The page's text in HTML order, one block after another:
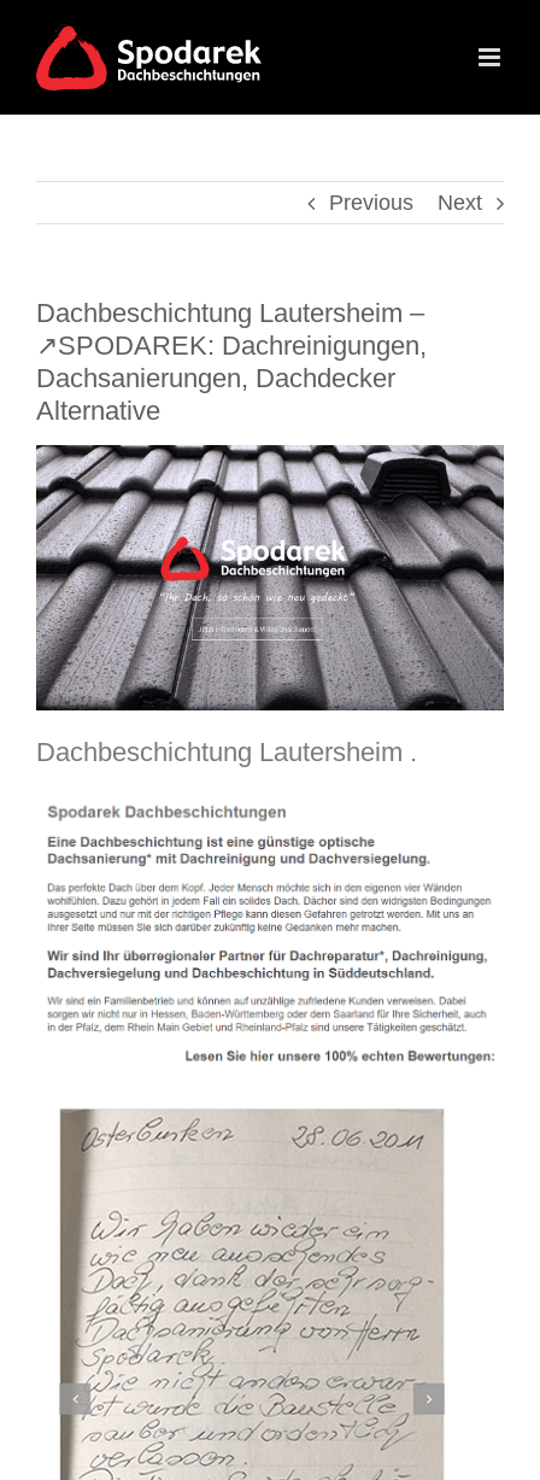
content
Previous Next
Dachbeschichtung Lautersheim –
↗️SPODAREK: Dachreinigungen,
Dachsanierungen, Dachdecker
Alternative
Dachbeschichtung Lautersheim .